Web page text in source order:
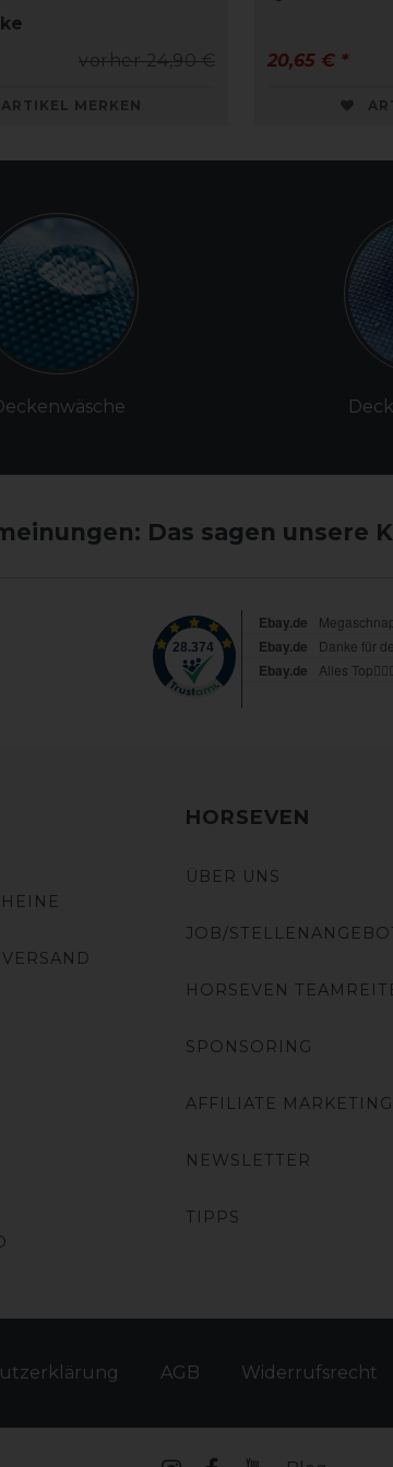
vorher 24,90 €
ARTIKEL MERKEN
20,65 € *
Das sagen unsere
HORSEVEN
ÜBER UNS
JOB/
HORSEVEN
SPONSORING
AFFILIATE MARKETING
NEWSLETTER
TIPPS
AGB Widerrufs­recht